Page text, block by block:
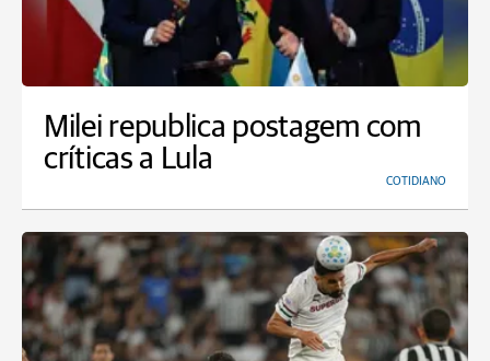
Milei republica postagem com
críticas a Lula
COTIDIANO